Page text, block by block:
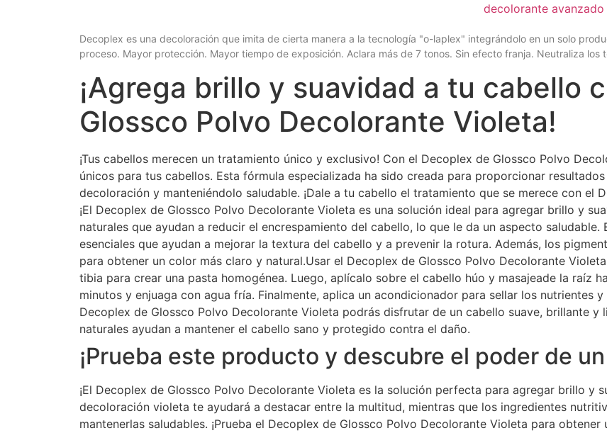
decolorante
Decoplex es una decoloración que imita de cierta manera a la tecnología "o-laplex" integrándolo en un solo
proceso. Mayor protección. Mayor tiempo de exposición. Aclara más de 7 tonos. Sin efecto franja. Neutraliza
¡Agrega brillo y suavidad a tu cabello
Glossco Polvo Decolorante Violeta!
¡Tus cabellos merecen un tratamiento único y exclusivo! Con el Decoplex de Glossco Polvo
únicos para tus cabellos. Esta fórmula especializada ha sido creada para proporcionar
decoloración y manteniéndolo saludable. ¡Dale a tu cabello el tratamiento que se merece con el
¡El Decoplex de Glossco Polvo Decolorante Violeta es una solución ideal para agregar brillo y
naturales que ayudan a reducir el encrespamiento del cabello, lo que le da un aspecto
esenciales que ayudan a mejorar la textura del cabello y a prevenir la rotura. Además, los
para obtener un color más claro y natural.Usar el Decoplex de Glossco Polvo Decolorante
tibia para crear una pasta homogénea. Luego, aplícalo sobre el cabello húo y masajeade la raíz
minutos y enjuaga con agua fría. Finalmente, aplica un acondicionador para sellar los nutrientes
Decoplex de Glossco Polvo Decolorante Violeta podrás disfrutar de un cabello suave, brillante y
naturales ayudan a mantener el cabello sano y protegido contra el daño.
¡Prueba este producto y descubre el poder de
¡El Decoplex de Glossco Polvo Decolorante Violeta es la solución perfecta para agregar brillo y
decoloración violeta te ayudará a destacar entre la multitud, mientras que los ingredientes
mantenerlas saludables. ¡Prueba el Decoplex de Glossco Polvo Decolorante Violeta para